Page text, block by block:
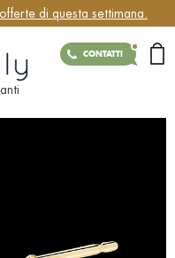
di questa settimana.
CONTATTI